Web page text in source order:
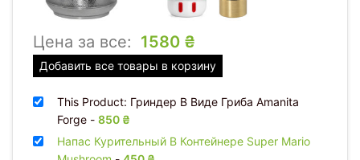
Цена за все: 1580 ₴
Добавить все товары в корзину
This Product: Гриндер В Виде Гриба Amanita
Forge - 850 ₴
Напас Курительный В Контейнере Super Mario